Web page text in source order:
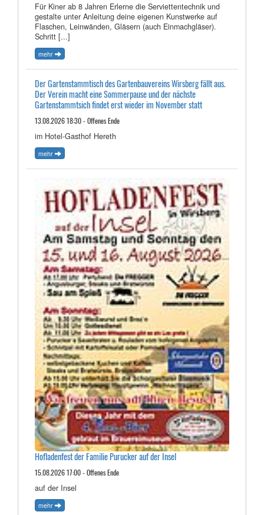
Für Kiner ab 8 Jahren Erlerne die Serviettentechnik und
gestalte unter Anleitung deine eigenen Kunstwerke auf
Flaschen, Leinwänden, Gläsern (auch Einmachgläser).
Schritt [...]
mehr
Der Gartenstammtisch des Gartenbauvereins Wirsberg fällt aus.
Der Verein macht eine Sommerpause und der nächste
Gartenstammtsich findet erst wieder im November statt
13.08.2026 18:30 - Offenes Ende
im Hotel-Gasthof Hereth
mehr
Hofladenfest der Familie Purucker auf der Insel
15.08.2026 17:00 - Offenes Ende
auf der Insel
mehr